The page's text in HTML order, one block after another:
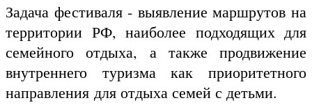
Задача фестиваля - выявление маршрутов на
территории РФ, наиболее подходящих для
семейного отдыха, а также продвижение
внутреннего туризма как приоритетного
направления для отдыха семей с детьми.